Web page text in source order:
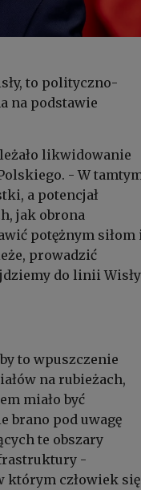
to polityczno-
na podstawie
likwidowanie
- W
a potencjał
jak obrona
potężnym siłom i
prowadzić
do linii Wisły
to wpuszczenie
na rubieżach,
miało być
brano pod uwagę
te obszary
-
którym człowiek się